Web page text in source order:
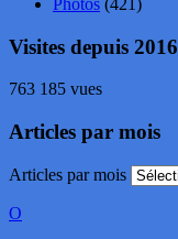
Photos (421)
Visites depuis 2016
763 185 vues
Articles par mois
Articles par mois
O